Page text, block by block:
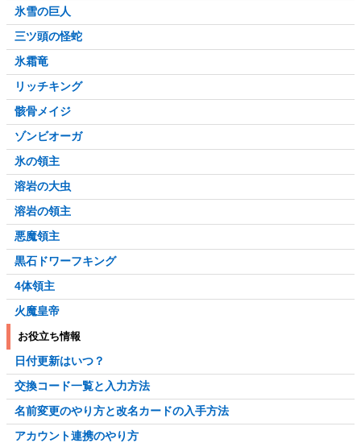
氷雪の巨人
三ツ頭の怪蛇
氷霜竜
リッチキング
骸骨メイジ
ゾンビオーガ
氷の領主
溶岩の大虫
溶岩の領主
悪魔領主
黒石ドワーフキング
4体領主
火魔皇帝
お役立ち情報
日付更新はいつ？
交換コード一覧と入力方法
名前変更のやり方と改名カードの入手方法
アカウント連携のやり方